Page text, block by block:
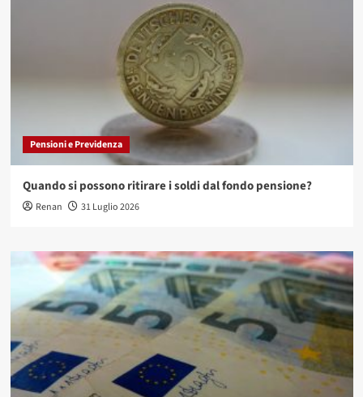
Pensioni e Previdenza
Quando si possono ritirare i soldi dal fondo pensione?
Renan 31 Luglio 2026